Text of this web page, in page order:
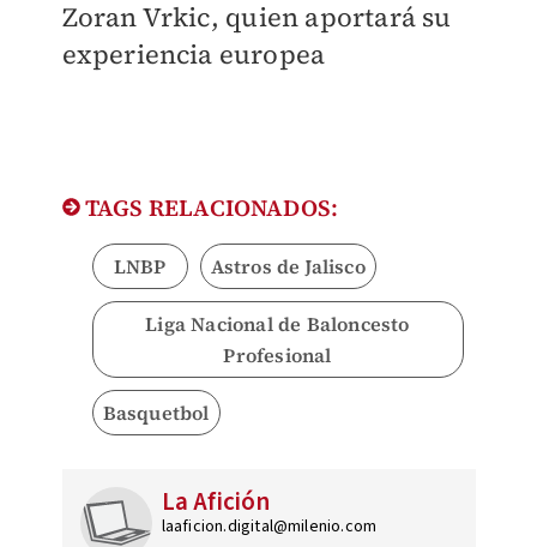
Zoran Vrkic, quien aportará su
experiencia europea
TAGS RELACIONADOS:
LNBP Astros de Jalisco
Liga Nacional de Baloncesto
Profesional
Basquetbol
La Afición
laaficion.digital@milenio.com